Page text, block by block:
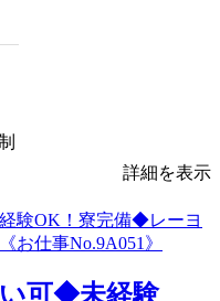
詳細を表示
い可◆未経験